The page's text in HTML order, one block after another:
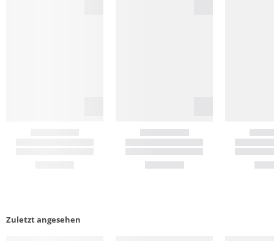
Zuletzt angesehen